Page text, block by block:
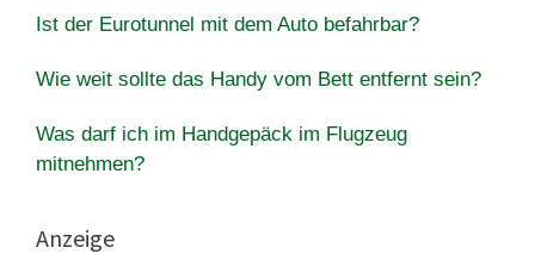
Ist der Eurotunnel mit dem Auto befahrbar?
Wie weit sollte das Handy vom Bett entfernt sein?
Was darf ich im Handgepäck im Flugzeug
mitnehmen?
Anzeige